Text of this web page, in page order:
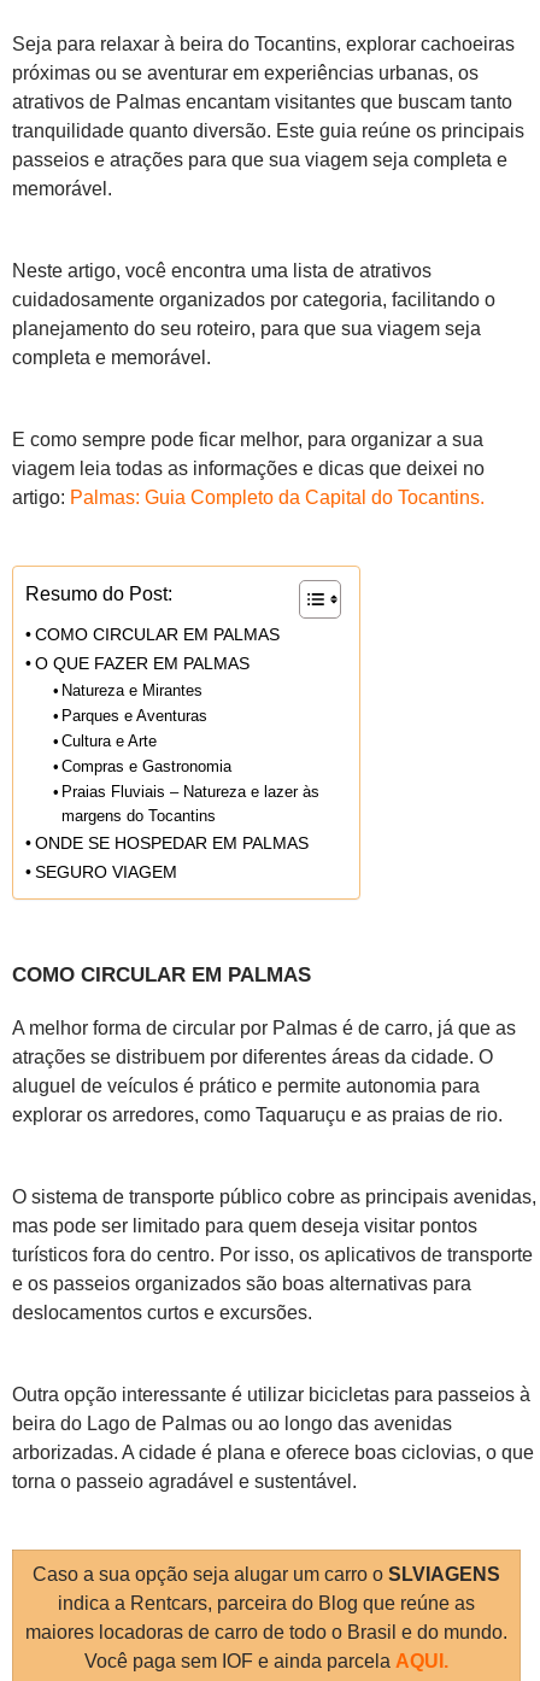
Seja para relaxar à beira do Tocantins, explorar cachoeiras
próximas ou se aventurar em experiências urbanas, os
atrativos de Palmas encantam visitantes que buscam tanto
tranquilidade quanto diversão. Este guia reúne os principais
passeios e atrações para que sua viagem seja completa e
memorável.
Neste artigo, você encontra uma lista de atrativos
cuidadosamente organizados por categoria, facilitando o
planejamento do seu roteiro, para que sua viagem seja
completa e memorável.
E como sempre pode ficar melhor, para organizar a sua
viagem leia todas as informações e dicas que deixei no
artigo: Palmas: Guia Completo da Capital do Tocantins.
Resumo do Post:
COMO CIRCULAR EM PALMAS
O QUE FAZER EM PALMAS
Natureza e Mirantes
Parques e Aventuras
Cultura e Arte
Compras e Gastronomia
Praias Fluviais – Natureza e lazer às
margens do Tocantins
ONDE SE HOSPEDAR EM PALMAS
SEGURO VIAGEM
COMO CIRCULAR EM PALMAS
A melhor forma de circular por Palmas é de carro, já que as
atrações se distribuem por diferentes áreas da cidade. O
aluguel de veículos é prático e permite autonomia para
explorar os arredores, como Taquaruçu e as praias de rio.
O sistema de transporte público cobre as principais avenidas,
mas pode ser limitado para quem deseja visitar pontos
turísticos fora do centro. Por isso, os aplicativos de transporte
e os passeios organizados são boas alternativas para
deslocamentos curtos e excursões.
Outra opção interessante é utilizar bicicletas para passeios à
beira do Lago de Palmas ou ao longo das avenidas
arborizadas. A cidade é plana e oferece boas ciclovias, o que
torna o passeio agradável e sustentável.
Caso a sua opção seja alugar um carro o SLVIAGENS
indica a Rentcars, parceira do Blog que reúne as
maiores locadoras de carro de todo o Brasil e do mundo.
Você paga sem IOF e ainda parcela AQUI.